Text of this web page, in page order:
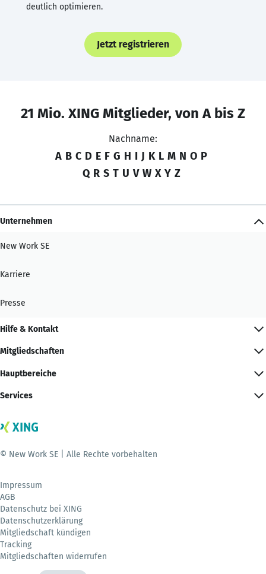
deutlich optimieren.
Jetzt registrieren
21 Mio. XING Mitglieder, von A bis Z
Nachname:
A B C D E F G H I J K L M N O P
Q R S T U V W X Y Z
Unternehmen
New Work SE
Karriere
Presse
Hilfe & Kontakt
Mitgliedschaften
Hauptbereiche
Services
© New Work SE | Alle Rechte vorbehalten
Impressum
AGB
Datenschutz bei XING
Datenschutzerklärung
Mitgliedschaft kündigen
Tracking
Mitgliedschaften widerrufen